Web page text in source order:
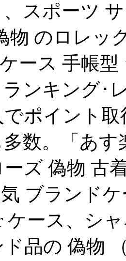
スポーツ
物 のロレッ
ケース 手帳
ンキング･
ポイント
数。「あ
ズ 偽物 古
ブランド
ケース、シ
品の 偽物